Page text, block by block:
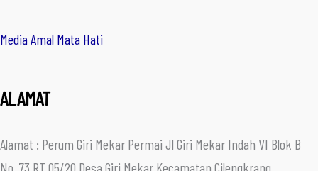
Media Amal Mata Hati
ALAMAT
Alamat : Perum Giri Mekar Permai Jl Giri Mekar Indah VI Blok B
No. 73 RT 05/20 Desa Giri Mekar Kecamatan Cilengkrang